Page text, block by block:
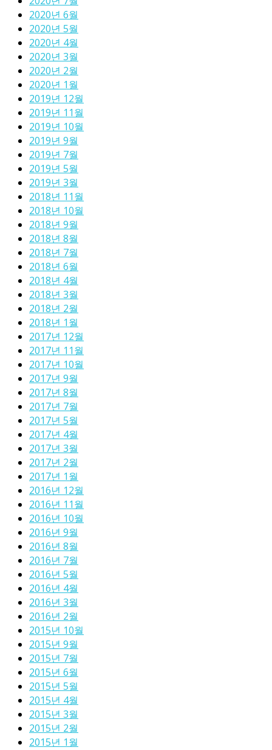
2020년 6월
2020년 5월
2020년 4월
2020년 3월
2020년 2월
2020년 1월
2019년 12월
2019년 11월
2019년 10월
2019년 9월
2019년 7월
2019년 5월
2019년 3월
2018년 11월
2018년 10월
2018년 9월
2018년 8월
2018년 7월
2018년 6월
2018년 4월
2018년 3월
2018년 2월
2018년 1월
2017년 12월
2017년 11월
2017년 10월
2017년 9월
2017년 8월
2017년 7월
2017년 5월
2017년 4월
2017년 3월
2017년 2월
2017년 1월
2016년 12월
2016년 11월
2016년 10월
2016년 9월
2016년 8월
2016년 7월
2016년 5월
2016년 4월
2016년 3월
2016년 2월
2015년 10월
2015년 9월
2015년 7월
2015년 6월
2015년 5월
2015년 4월
2015년 3월
2015년 2월
2015년 1월